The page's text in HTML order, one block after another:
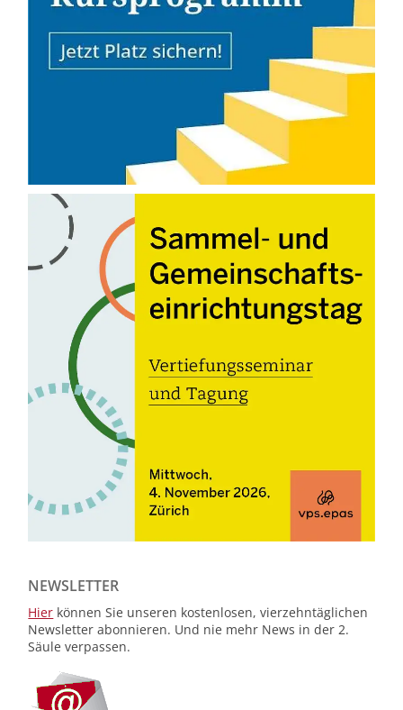
NEWSLETTER
Hier können Sie unseren kostenlosen, vierzehntäglichen
Newsletter abonnieren. Und nie mehr News in der 2.
Säule verpassen.